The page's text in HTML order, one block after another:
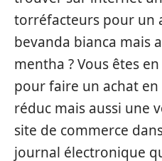
torréfacteurs pour un
bevanda bianca mais
mentha ? Vous êtes
pour faire un achat
réduc mais aussi une
site de commerce
journal électronique